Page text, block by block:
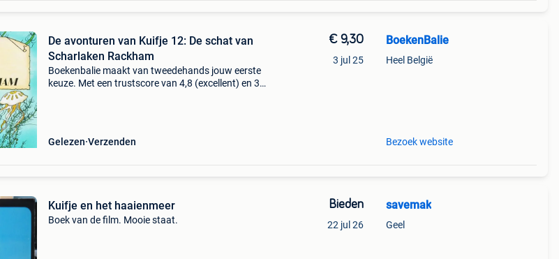
De avonturen van Kuifje 12: De schat van
Scharlaken Rackham
Boekenbalie maakt van tweedehands jouw eerste
keuze. Met een trustscore van 4,8 (excellent) en 30
Gelezen Verzenden
€ 9,30
3 jul 25
BoekenBalie
Heel België
Bezoek website
Kuifje en het haaienmeer
Boek van de film. Mooie staat.
Bieden
22 jul 26
savemak
Geel